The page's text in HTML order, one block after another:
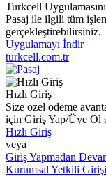
Turkcell
Pasaj ile ilgili tüm
gerçekleştirebilirsiniz.
Uygulamayı İndir
turkcell.com.tr
Hızlı Giriş
Size özel ödeme
için Giriş Yap/Üye Ol
Hızlı Giriş
veya
Giriş Yapmadan
Kurumsal Yetkili Girişi